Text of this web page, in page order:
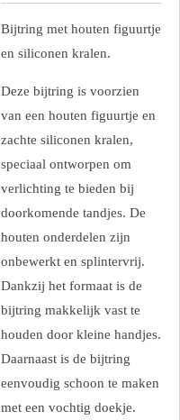
Bijtring met houten figuurtje
en siliconen kralen.
Deze bijtring is voorzien
van een houten figuurtje en
zachte siliconen kralen,
speciaal ontworpen om
verlichting te bieden bij
doorkomende tandjes. De
houten onderdelen zijn
onbewerkt en splintervrij.
Dankzij het formaat is de
bijtring makkelijk vast te
houden door kleine handjes.
Daarnaast is de bijtring
eenvoudig schoon te maken
met een vochtig doekje.